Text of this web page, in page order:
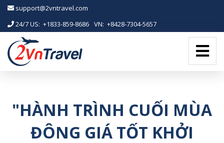
-->
support@2vntravel.com
24/7 US: +1833-859-8686 - VN: +8428-7304-5657
"HÀNH TRÌNH CUỐI MÙA
ĐÔNG GIÁ TỐT KHỞI